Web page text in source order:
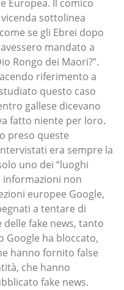
Europea. Il comico
sottolinea
se gli Ebrei dopo
mandato a
Rongo dei Maori?”.
riferimento a
questo caso
gallese dicevano
fatto niente per loro.
preso queste
era sempre la
uno dei “luoghi
informazioni non
europee Google,
a tentare di
fake news, tanto
Google ha bloccato,
hanno fornito false
che hanno
fake news.